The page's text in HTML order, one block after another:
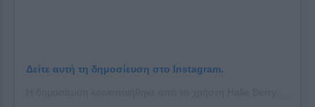
Δείτε αυτή τη δημοσίευση στο Instagram.